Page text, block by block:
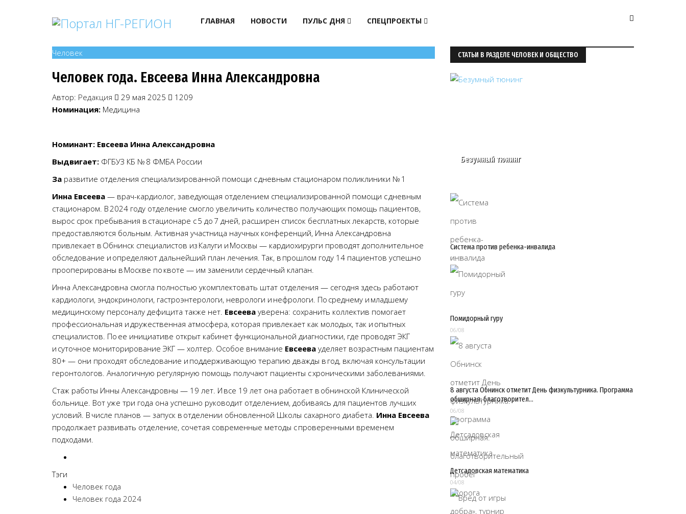
ГЛАВНАЯ НОВОСТИ ПУЛЬС ДНЯ СПЕЦПРОЕКТЫ
Человек
Человек года. Евсеева Инна Александровна
Автор: Редакция 29 мая 2025
1209
Номинация: Медицина
Номинант: Евсеева Инна Александровна
Выдвигает: ФГБУЗ КБ № 8 ФМБА России
За развитие отделения специализированной помощи с дневным стационаром поликлиники № 1
Инна Евсеева — врач-кардиолог, заведующая отделением специализированной помощи с дневным
стационаром. В 2024 году отделение смогло увеличить количество получающих помощь пациентов,
вырос срок пребывания в стационаре с 5 до 7 дней, расширен список бесплатных лекарств, которые
предоставляются больным. Активная участница научных конференций, Инна Александровна
привлекает в Обнинск специалистов из Калуги и Москвы — кардиохирурги проводят дополнительное
обследование и определяют дальнейший план лечения. Так, в прошлом году 14 пациентов успешно
прооперированы в Москве по квоте — им заменили сердечный клапан.
Инна Александровна смогла полностью укомплектовать штат отделения — сегодня здесь работают
кардиологи, эндокринологи, гастроэнтерологи, неврологи и нефрологи. По среднему и младшему
медицинскому персоналу дефицита также нет. Евсеева уверена: сохранить коллектив помогает
профессиональная и дружественная атмосфера, которая привлекает как молодых, так и опытных
специалистов. По ее инициативе открыт кабинет функциональной диагностики, где проводят ЭКГ
и суточное мониторирование ЭКГ — холтер. Особое внимание Евсеева уделяет возрастным пациентам
80+ — они проходят обследование и поддерживающую терапию дважды в год, включая консультации
геронтологов. Аналогичную регулярную помощь получают пациенты с хроническими заболеваниями.
Стаж работы Инны Александровны — 19 лет. И все 19 лет она работает в обнинской Клинической
больнице. Вот уже три года она успешно руководит отделением, добиваясь для пациентов лучших
условий. В числе планов — запуск в отделении обновленной Школы сахарного диабета. Инна Евсеева
продолжает развивать отделение, сочетая современные методы с проверенными временем
подходами.
Тэги
Человек года
Человек года 2024
СТАТЬИ В РАЗДЕЛЕ ЧЕЛОВЕК И ОБЩЕСТВО
Безумный тюнинг
Система против ребенка-инвалида
06/08
Помидорный гуру
06/08
8 августа Обнинск отметит День физкультурника. Программа
обширная: благотворител…
06/08
Детсадовская математика
04/08